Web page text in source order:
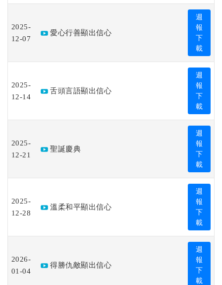
2025-
12-07
愛心行善顯出信心
週
報
下
載
2025-
12-14
舌頭言語顯出信心
週
報
下
載
2025-
12-21
聖誕慶典
週
報
下
載
2025-
12-28
溫柔和平顯出信心
週
報
下
載
2026-
01-04
得勝仇敵顯出信心
週
報
下
載